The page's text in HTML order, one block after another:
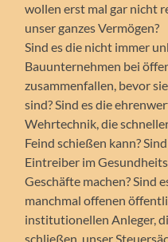
wollen erst mal gar nicht
unser ganzes Vermögen?
Sind es die nicht immer
Bauunternehmen bei
zusammenfallen, bevor
sind? Sind es die
Wehrtechnik, die
Feind schießen kann?
Eintreiber im
Geschäfte machen? Sind
manchmal offenen
institutionellen Anleger,
schließen, unser